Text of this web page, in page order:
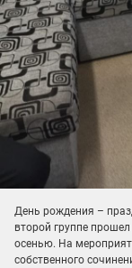
День рождения –
второй группе
осенью. На
собственного